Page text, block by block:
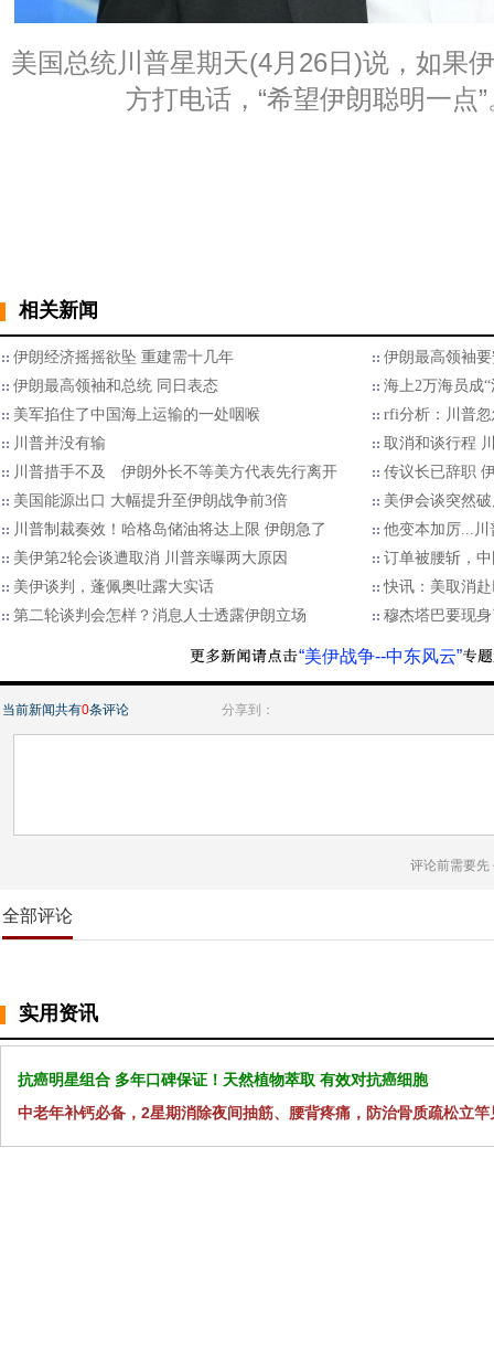
美国总统川普星期天(4月26日)说，如果
方打电话，“希望伊朗聪明一点
相关新闻
伊朗经济摇摇欲坠 重建需十几年
伊朗最高领袖
伊朗最高领袖和总统 同日表态
海上2万海员成
美军掐住了中国海上运输的一处咽喉
rfi分析：川普
川普并没有输
取消和谈行程
川普措手不及 伊朗外长不等美方代表先行离开
传议长已辞职
美国能源出口 大幅提升至伊朗战争前3倍
美伊会谈突然
川普制裁奏效！哈格岛储油将达上限 伊朗急了
他变本加厉...川
美伊第2轮会谈遭取消 川普亲曝两大原因
订单被腰斩，
美伊谈判，蓬佩奥吐露大实话
快讯：美取消
第二轮谈判会怎样？消息人士透露伊朗立场
穆杰塔巴要现
“美伊战争--中东风云”
当前新闻共有0条评论 分享到：
评论前需要先
全部评论
实用资讯
抗癌明星组合 多年口碑保证！天然植物萃取 有效对抗癌细胞
中老年补钙必备，2星期消除夜间抽筋、腰背疼痛，防治骨质疏松立竿